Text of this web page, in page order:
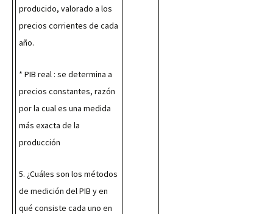
producido, valorado a los
precios corrientes de cada
año.
* PIB real : se determina a
precios constantes, razón
por la cual es una medida
más exacta de la
producción
5. ¿Cuáles son los métodos
de medición del PIB y en
qué consiste cada uno en